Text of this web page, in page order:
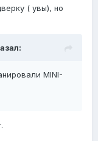
( увы), но
MINI-